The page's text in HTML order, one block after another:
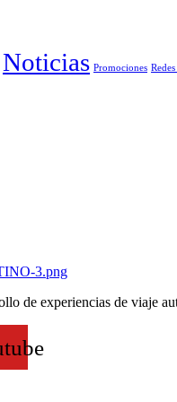
Noticias Promociones
de experiencias de viaje